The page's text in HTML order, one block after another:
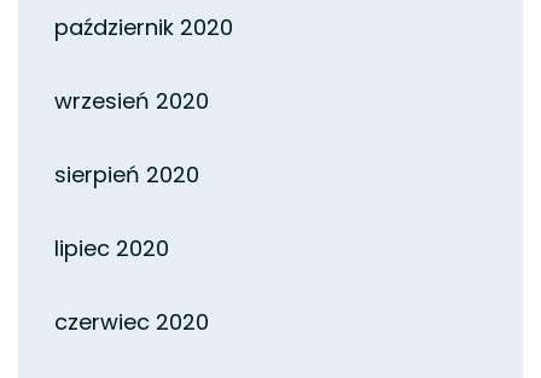
październik 2020
wrzesień 2020
sierpień 2020
lipiec 2020
czerwiec 2020